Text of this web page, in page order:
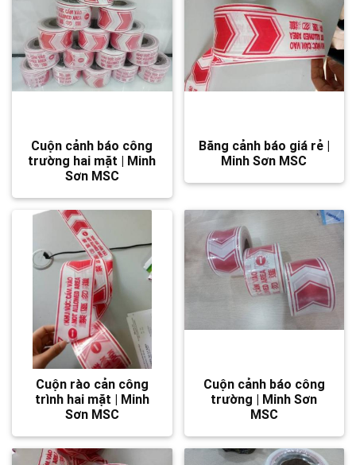
Cuộn cảnh báo công
trường hai mặt | Minh
Sơn MSC
Băng cảnh báo giá rẻ |
Minh Sơn MSC
Cuộn rào cản công
trình hai mặt | Minh
Sơn MSC
Cuộn cảnh báo công
trường | Minh Sơn
MSC